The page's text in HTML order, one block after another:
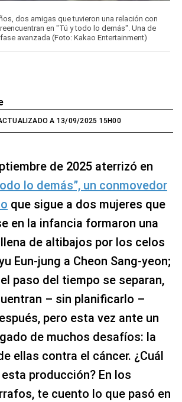
dos amigas que tuvieron una relación con
en "Tú y todo lo demás". Una de
avanzada (Foto: Kakao Entertainment)
A 13/09/2025 15H00
de 2025 aterrizó en
lo demás”, un conmovedor
que sigue a dos mujeres que
en la infancia formaron una
de altibajos por los celos
Eun-jung a Cheon Sang-yeon;
paso del tiempo se separan,
– sin planificarlo –
pero esta vez ante un
de muchos desafíos: la
ellas contra el cáncer. ¿Cuál
producción? En los
te cuento lo que pasó en